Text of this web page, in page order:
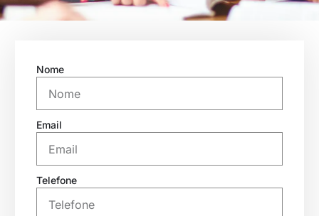
Nome
Email
Telefone